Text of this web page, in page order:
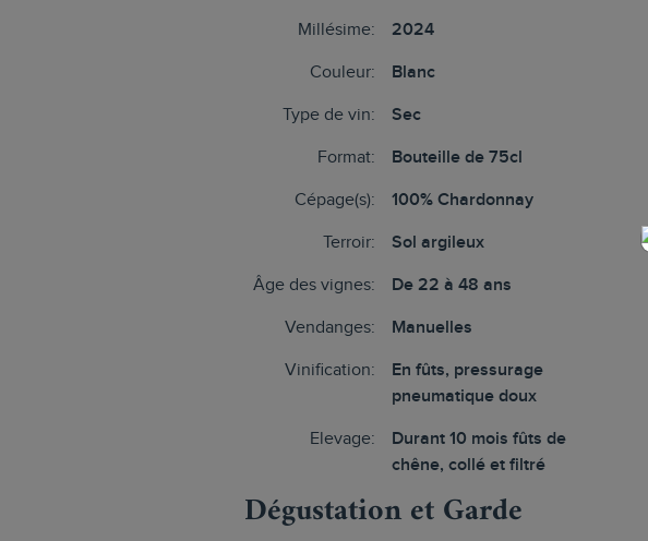
Millésime: 2024
Couleur: Blanc
Type de vin: Sec
Format: Bouteille de 75cl
Cépage(s): 100% Chardonnay
Terroir: Sol argileux
Âge des vignes: De 22 à 48 ans
Vendanges: Manuelles
Vinification:
En fûts, pressurage
pneumatique doux
Elevage:
Durant 10 mois fûts de
chêne, collé et filtré
Dégustation et Garde